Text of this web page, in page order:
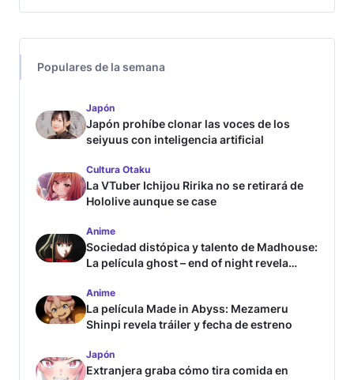
Populares de la semana
Japón
Japón prohíbe clonar las voces de los
seiyuus con inteligencia artificial
Cultura Otaku
La VTuber Ichijou Ririka no se retirará de
Hololive aunque se case
Anime
Sociedad distópica y talento de Madhouse:
La película ghost – end of night revela
Anime
La película Made in Abyss: Mezameru
Shinpi revela tráiler y fecha de estreno
Japón
Extranjera graba cómo tira comida en